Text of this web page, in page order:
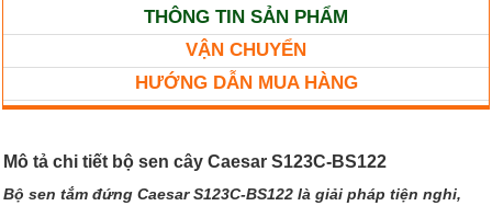
THÔNG TIN SẢN PHẨM
VẬN CHUYỂN
HƯỚNG DẪN MUA HÀNG
Mô tả chi tiết bộ sen cây Caesar S123C-BS122
Bộ sen tắm đứng Caesar S123C-BS122 là giải pháp tiện nghi,